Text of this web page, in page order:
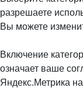
разрешаете
Вы можете
Включение
означает ваше
Яндекс.Метрика